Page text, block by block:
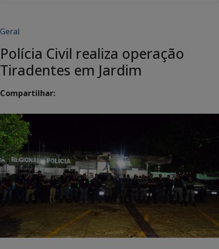
Geral
Polícia Civil realiza operação
Tiradentes em Jardim
Compartilhar: